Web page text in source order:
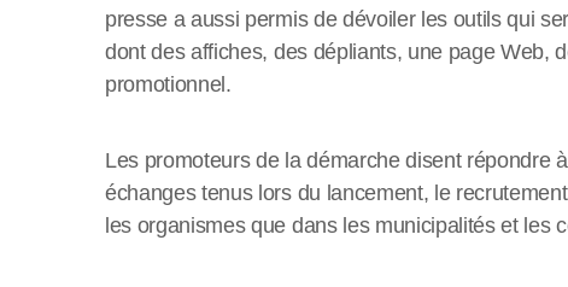
presse a aussi permis de dévoiler les outils qui
dont des affiches, des dépliants, une page Web,
promotionnel.
Les promoteurs de la démarche disent répondre
échanges tenus lors du lancement, le
les organismes que dans les municipalités et les